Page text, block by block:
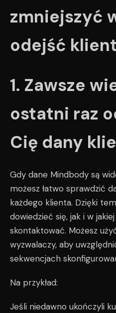
zmniejszyć
odejść
1. Zawsze
ostatni raz
Cię dany
Gdy dane Mindbody są
możesz łatwo sprawdzić
każdego klienta. Dzięki
dowiedzieć się, jak i w
skontaktować. Możesz
wyzwalaczy, aby
sekwencjach
Na przykład:
Jeśli niedawno ukończyli